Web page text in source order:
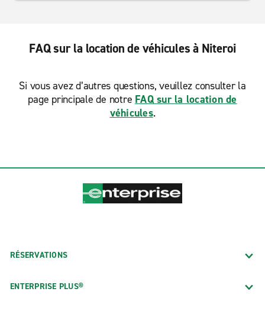
FAQ sur la location de véhicules à Niteroi
Si vous avez d’autres questions, veuillez consulter la
page principale de notre FAQ sur la location de
véhicules.
RÉSERVATIONS
ENTERPRISE PLUS®